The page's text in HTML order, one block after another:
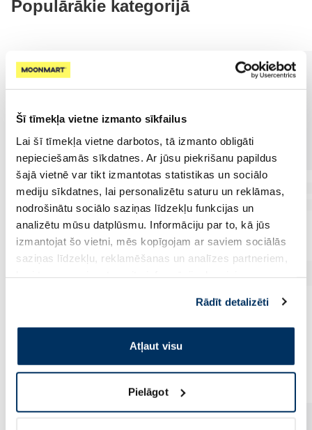
Šī tīmekļa vietne izmanto sīkfailus
Lai šī tīmekļa vietne darbotos, tā izmanto obligāti
nepieciešamās sīkdatnes. Ar jūsu piekrišanu papildus
šajā vietnē var tikt izmantotas statistikas un sociālo
mediju sīkdatnes, lai personalizētu saturu un reklāmas,
nodrošinātu sociālo saziņas līdzekļu funkcijas un
analizētu mūsu datplūsmu. Informāciju par to, kā jūs
izmantojat šo vietni, mēs kopīgojam ar saviem sociālās
saziņas līdzekļu, reklamēšanas un analīzes partneriem,
pakalpojumus. Ja piekrītat šo papildu sīkdatņu
izmantošanai, lūdzu, atzīmējiet savu izvēli:
Rādīt detalizēti
Atļaut visu
Pielāgot
Populārākie kategorijā